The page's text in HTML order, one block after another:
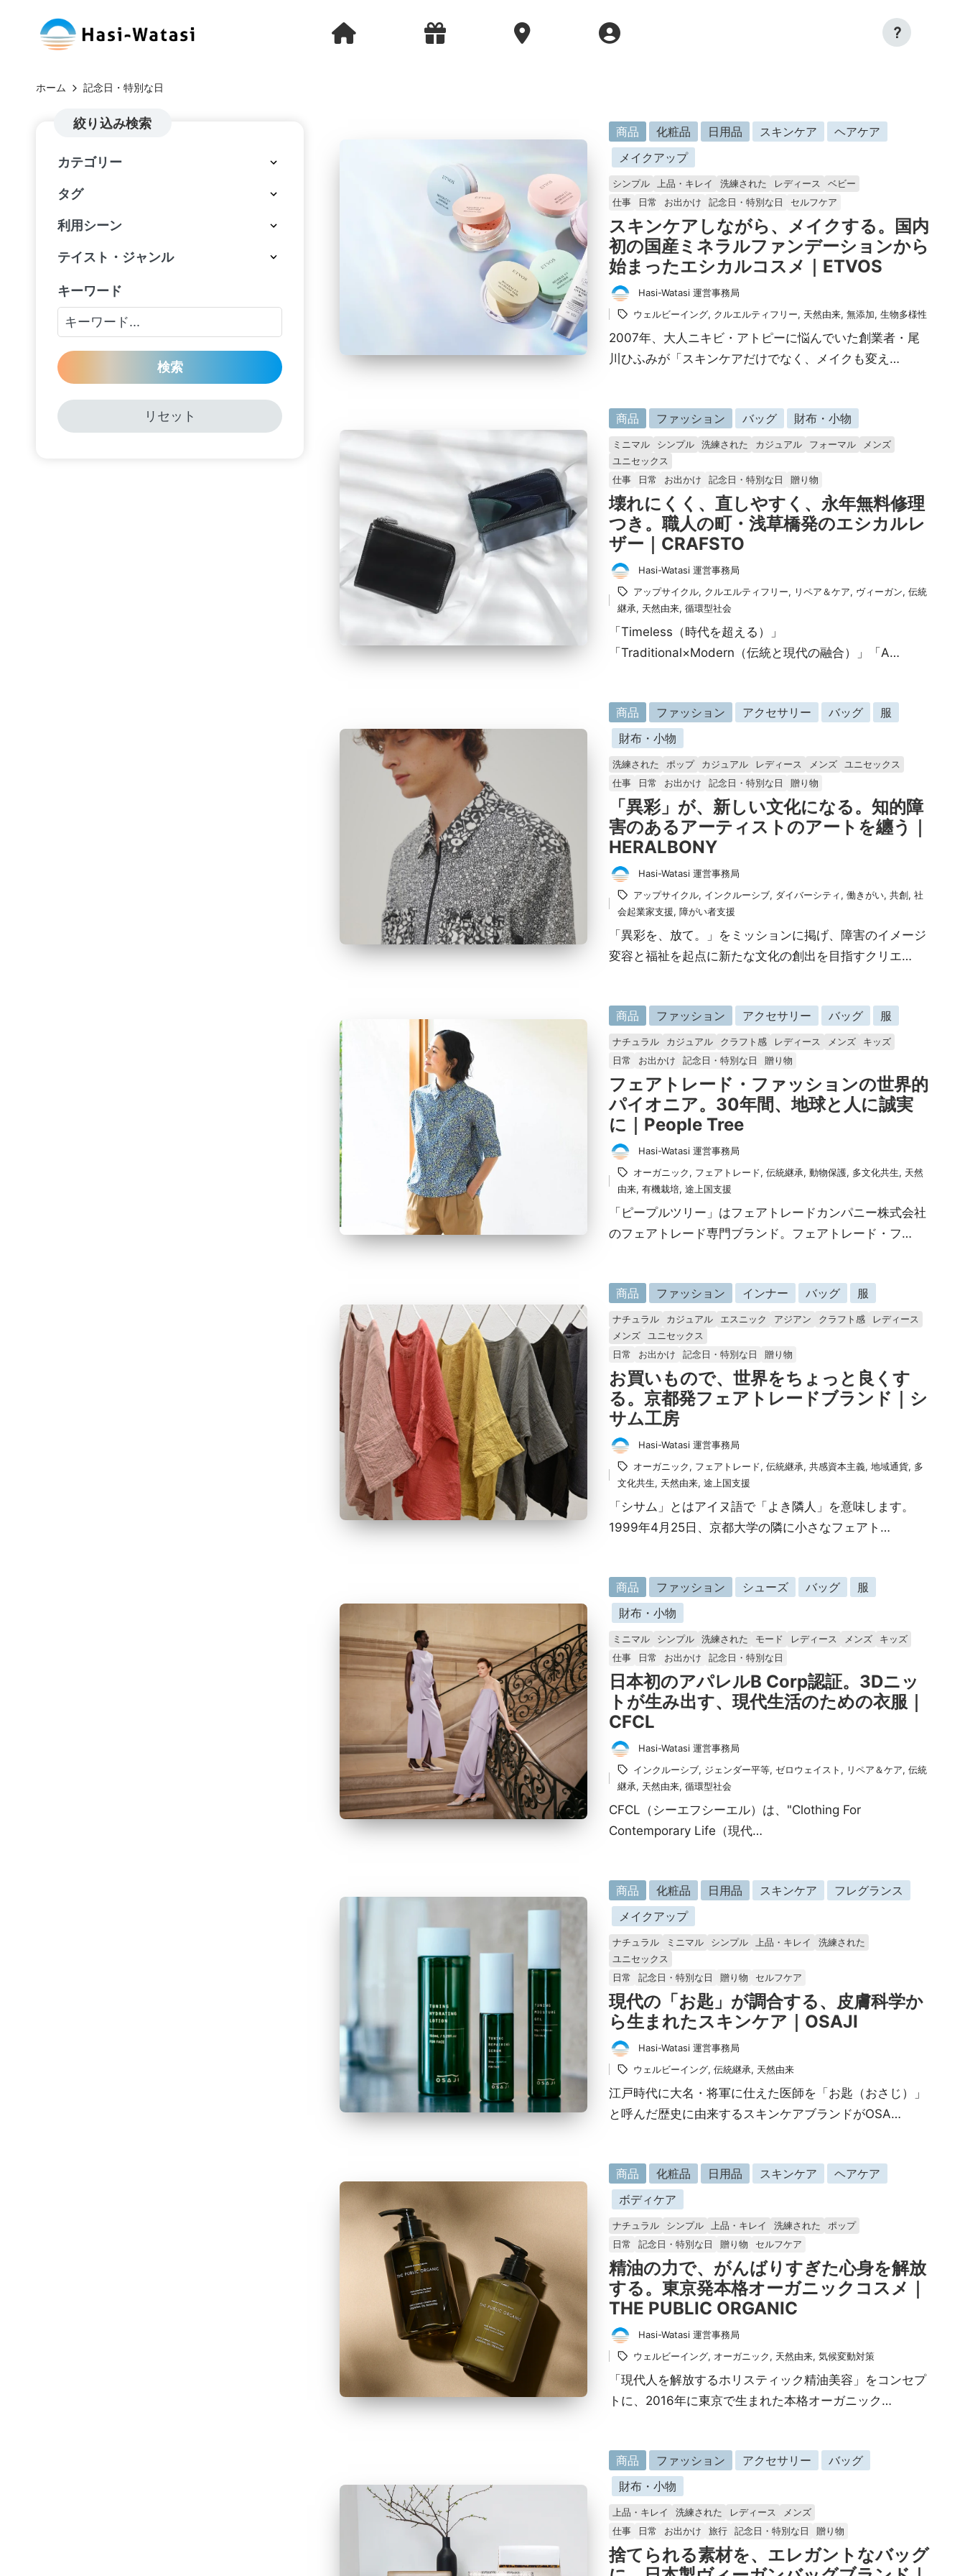
a
W
at
si
分
も、
?
ホーム 記念日・特別な日
に
掲
載
済
み
商品 化粧品 日用品 スキンケア
ヘアケア
メイクアップ
シンプル 上品・キレイ 洗練された レディース
ベビー
仕事
日常 お出かけ 記念日・特別な日 セルフケア
スキンケアしながら、メイクする。国内
初の国産ミネラルファンデーションから
始まったエシカルコスメ｜ETVOS
投
者
Hasi-Watasi 運営事務局
タ
グ：ウェルビーイング, クルエルティフリー, 天然由来, 無添加, 生物多様性
2007年、大人ニキビ・アトピーに悩んでいた創業者・尾
川ひふみが「スキンケアだけでなく、メイクも変え…
に
掲
載
済
み
商品 ファッション バッグ 財布・小物
ミニマル シンプル 洗練された カジュアル フォーマル
メンズ
ユニセックス
仕事
日常 お出かけ 記念日・特別な日 贈り物
壊れにくく、直しやすく、永年無料修理
つき。職人の町・浅草橋発のエシカルレ
ザー｜CRAFSTO
投
稿
Hasi-Watasi 運営事務局
タ
グ： アップサイクル, クルエルティフリー, リペア＆ケア, ヴィーガン, 伝統
継承, 天然由来, 循環型社会
「Timeless（時代を超える）」
「Traditional×Modern（伝統と現代の融合）」「A…
に
掲
載
済
み
商品 ファッション アクセサリー バッグ
服
財布・小物
洗練された ポップ カジュアル レディース メンズ
ユニセックス
仕事
日常 お出かけ 記念日・特別な日 贈り物
「異彩」が、新しい文化になる。知的障
害のあるアーティストのアートを纏う｜
HERALBONY
投
稿
Hasi-Watasi 運営事務局
タ
グ： アップサイクル, インクルーシブ, ダイバーシティ, 働きがい, 共創, 社
会起業家支援, 障がい者支援
「異彩を、放て。」をミッションに掲げ、障害のイメージ
変容と福祉を起点に新たな文化の創出を目指すクリエ…
に
掲
載
済
み
商品 ファッション アクセサリー バッグ 服
ナチュラル カジュアル クラフト感 レディース メンズ
キッズ
日常
お出かけ 記念日・特別な日 贈り物
フェアトレード・ファッションの世界的
パイオニア。30年間、地球と人に誠実
に｜People Tree
投
稿
Hasi-Watasi 運営事務局
タ
グ：オーガニック, フェアトレード, 伝統継承, 動物保護, 多文化共生, 天然
由来, 有機栽培, 途上国支援
「ピープルツリー」はフェアトレードカンパニー株式会社
のフェアトレード専門ブランド。フェアトレード・フ…
に
掲
載
済
み
商品 ファッション インナー バッグ 服
ナチュラル カジュアル エスニック アジアン クラフト感
レディース
メンズ
ユニセックス
日常
お出かけ 記念日・特別な日 贈り物
お買いもので、世界をちょっと良くす
る。京都発フェアトレードブランド｜シ
サム工房
投
稿
Hasi-Watasi 運営事務局
タ
グ：オーガニック, フェアトレード, 伝統継承, 共感資本主義, 地域通貨, 多
文化共生, 天然由来, 途上国支援
「シサム」とはアイヌ語で「よき隣人」を意味します。
1999年4月25日、京都大学の隣に小さなフェアト…
に
掲
載
済
み
商品 ファッション シューズ バッグ
服
財布・小物
ミニマル シンプル 洗練された モード レディース メンズ
キッズ
仕事
日常 お出かけ 記念日・特別な日
日本初のアパレルB Corp認証。3Dニッ
トが生み出す、現代生活のための衣服｜
CFCL
投
稿
Hasi-Watasi 運営事務局
タ
グ：インクルーシブ, ジェンダー平等, ゼロウェイスト , リペア＆ケア, 伝統
継承, 天然由来, 循環型社会
CFCL（シーエフシーエル）は、"Clothing For
Contemporary Life（現代…
に
掲
載
済
商品 化粧品 日用品 スキンケア
フレグランス
メイクアップ
ナチュラル ミニマル シンプル 上品・キレイ
洗練された
ユニセックス
日常
記念日・特別な日 贈り物 セルフケア
現代の「お匙」が調合する、皮膚科学か
ら生まれたスキンケア｜OSAJI
投
者
Hasi-Watasi 運営事務局
タ
グ：ウェルビーイング, 伝統継承, 天然由来
江戸時代に大名・将軍に仕えた医師を「お匙（おさじ）」
と呼んだ歴史に由来するスキンケアブランドがOSA…
に
掲
載
済
み
商品 化粧品 日用品 スキンケア
ヘアケア
ボディケア
ナチュラル シンプル 上品・キレイ 洗練された
ポップ
日常
記念日・特別な日 贈り物 セルフケア
精油の力で、がんばりすぎた心身を解放
する。東京発本格オーガニックコスメ｜
THE PUBLIC ORGANIC
投
者
Hasi-Watasi 運営事務局
タ
グ：ウェルビーイング, オーガニック, 天然由来, 気候変動対策
「現代人を解放するホリスティック精油美容」をコンセプ
トに、2016年に東京で生まれた本格オーガニック…
に
掲
載
済
み
商品 ファッション アクセサリー
バッグ
財布・小物
上品・キレイ 洗練された レディース
メンズ
仕事
日常 お出かけ 旅行 記念日・特別な日 贈り物
捨てられる素材を、エレガントなバッグ
絞り込み検索
カテゴリー
タグ
利用シーン
テイスト・ジャンル
キーワード
検索
リセット